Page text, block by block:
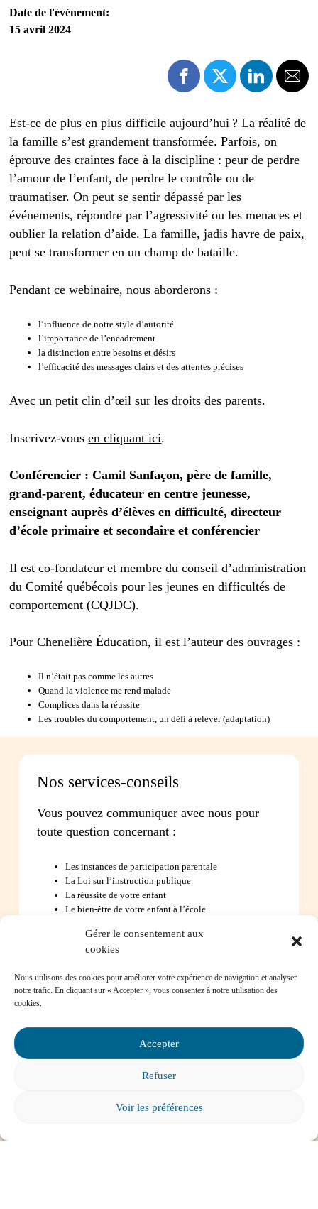
Gérer le consentement aux
cookies
Nous utilisons des cookies pour améliorer votre expérience de navigation et analyser
notre trafic. En cliquant sur « Accepter », vous consentez à notre utilisation des
cookies.
Accepter
Refuser
Voir les préférences
Date de l'événement:
15 avril 2024
Est-ce de plus en plus difficile aujourd’hui ? La réalité de
la famille s’est grandement transformée. Parfois, on
éprouve des craintes face à la discipline : peur de perdre
l’amour de l’enfant, de perdre le contrôle ou de
traumatiser. On peut se sentir dépassé par les
événements, répondre par l’agressivité ou les menaces et
oublier la relation d’aide. La famille, jadis havre de paix,
peut se transformer en un champ de bataille.
Pendant ce webinaire, nous aborderons :
l’influence de notre style d’autorité
l’importance de l’encadrement
la distinction entre besoins et désirs
l’efficacité des messages clairs et des attentes précises
Avec un petit clin d’œil sur les droits des parents.
Inscrivez-vousen cliquant ici.
Conférencier : Camil Sanfaçon, père de famille,
grand-parent, éducateur en centre jeunesse,
enseignant auprès d’élèves en difficulté, directeur
d’école primaire et secondaire et conférencier
Il est co-fondateur et membre du conseil d’administration
du Comité québécois pour les jeunes en difficultés de
comportement (CQJDC).
Pour Chenelière Éducation, il est l’auteur des ouvrages :
Il n’était pas comme les autres
Quand la violence me rend malade
Complices dans la réussite
Les troubles du comportement, un défi à relever (adaptation)
Nos services-conseils
Vous pouvez communiquer avec nous pour
toute question concernant :
Les instances de participation parentale
La Loi sur l’instruction publique
La réussite de votre enfant
Le bien-être de votre enfant à l’école
Foire aux questions
Comment favoriser la persévérance scolaire?